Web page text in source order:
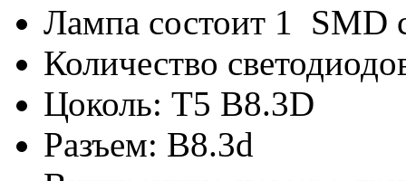
Лампа состоит 1 SMD
Количество
Цоколь: T5 B8.3D
Разъем: B8.3d